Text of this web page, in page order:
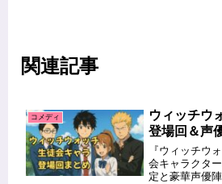
関連記事
コメディ
ウィッチウ
登場回＆声
『ウィッチウ
会キャラクタ
定と豪華声優